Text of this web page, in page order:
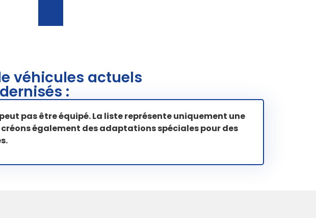
véhicules actuels
:
pas être équipé. La liste représente uniquement une
également des adaptations spéciales pour des